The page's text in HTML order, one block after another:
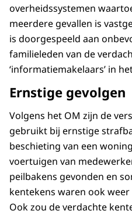
overheidssystemen
meerdere gevallen is
is doorgespeeld aan
familieleden van de
‘informatiemakelaars’ in
Ernstige gevolgen
Volgens het OM zijn de
gebruikt bij ernstige
beschieting van een
voertuigen van
peilbakens gevonden en
kentekens waren ook
Ook zou de verdachte